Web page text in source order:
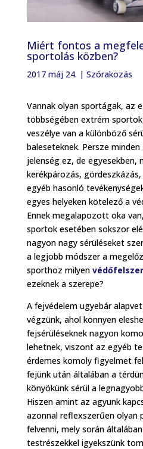
Miért fontos a
sportolás közben?
2017 máj 24. | Szórakozás
Vannak olyan sportágak, az
többségében extrém
veszélye van a különböző
baleseteknek. Persze
jelenség ez, de egyesekben,
kerékpározás,
egyéb hasonló
egyes helyeken kötelező a
Ennek megalapozott oka
sportok esetében sokszor
nagyon nagy sérüléseket
a legjobb módszer a
sporthoz milyen
ezeknek a szerepe?
A fejvédelem ugyebár
végzünk, ahol könnyen
fejsérüléseknek nagyon
lehetnek, viszont az egyéb
érdemes komoly figyelmet
fejünk után általában a
könyökünk sérül a
Hiszen amint az agyunk
azonnal reflexszerűen olyan
felvenni, mely során
testrészekkel igyekszünk